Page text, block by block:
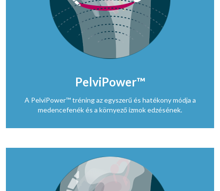
PelviPower™
A PelviPower™ tréning az egyszerű és hatékony módja a
medencefenék és a környező izmok edzésének.